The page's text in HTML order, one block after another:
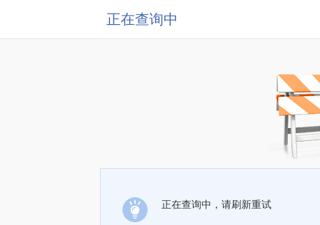
正在查询中
正在查询中，请刷新重试